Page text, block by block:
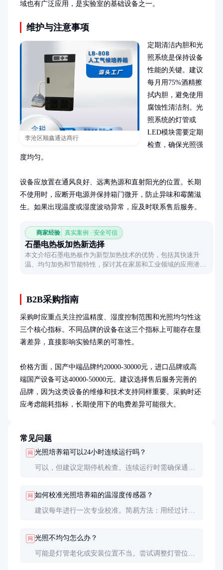
域也有广泛应用，是实验室的基础设备之一。
维护与注意事项
李沧区顺鑫通达商行
定期清洁内胆和光
照系统是保持设备
性能的关键。建议
每月用75%酒精擦
拭内胆，避免使用
腐蚀性清洁剂。光
照系统的灯管或
LED模块需要定期
检查，确保光照强
度均匀。
设备应放置在通风良好、远离热源和直射阳光的位置。长期
不使用时，应断开电源并保持箱门微开，防止异味和霉菌滋
生。如果出现温度或湿度波动异常，应及时联系售后服务。
商家经验 真实案例 · 安全可信
石墨电热板加热新选择
本文介绍石墨电热板作为新型加热技术的优势，包括其快速升
温、均匀加热和节能特性，探讨其在家居和工业领域的应用潜
B2B采购指南
采购时应重点关注控温精度、湿度控制范围和光照均匀性这
三个核心指标。不同品牌的设备在这三个指标上可能存在显
著差异，直接影响实验结果的可靠性。
价格方面，国产中端品牌约20000-30000元，进口品牌或高
端国产设备可达40000-50000元。建议选择售后服务完善的
品牌，因为这类设备的维修和技术支持同样重要。采购时还
应考虑能耗指标，长期使用下的电费差异可能很大。
常见问题
问 光照培养箱可以24小时连续运行吗？
可以，但建议定期停机检查。连续运行时需确保通风
问 如何校准光照培养箱的温湿度传感器？
建议每年进行一次专业校准。简易方法：用经过计量
问 光照不均匀怎么办？
可能是灯管老化或安装位置不当。尝试调整灯管位置